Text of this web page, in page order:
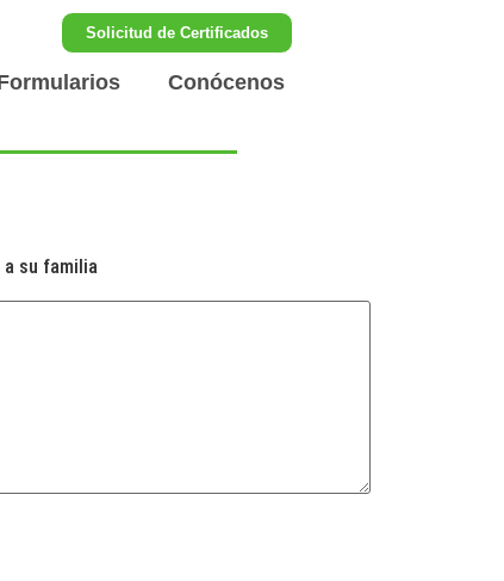
Solicitud de Certificados
Conócenos
a su familia